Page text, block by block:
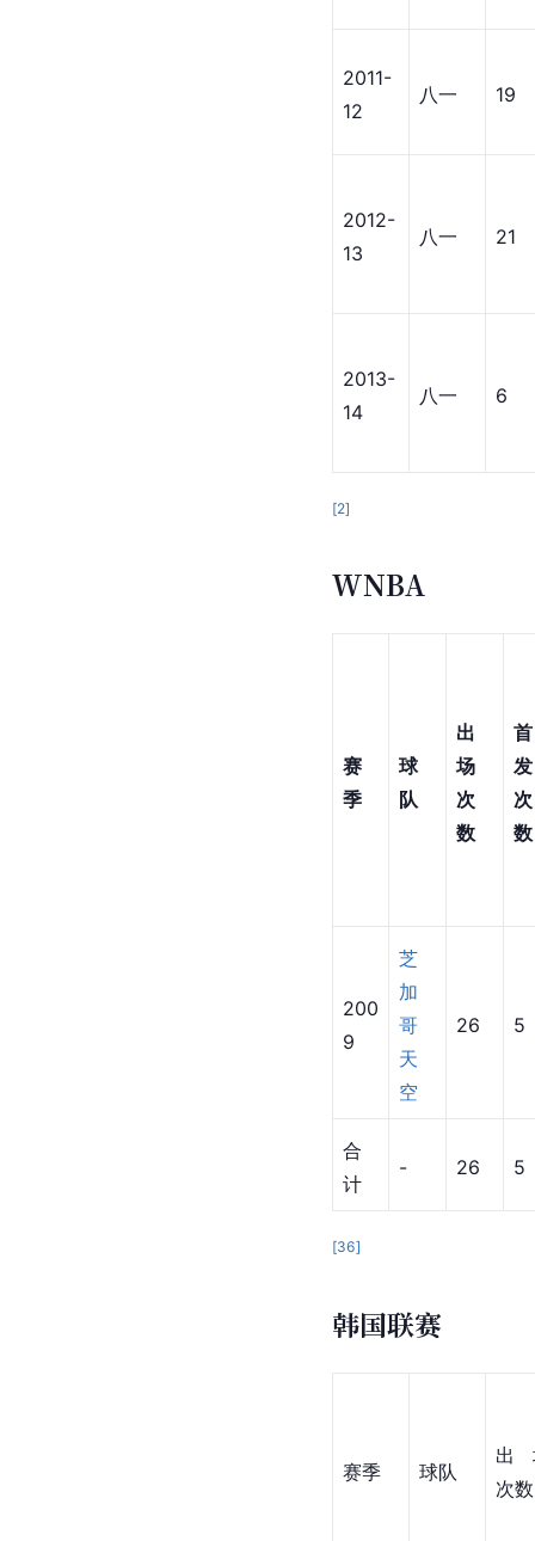
2011-
12
八一 19
2012-
13
八一 21
2013-
14
八一 6
[2]
WNBA
赛
季
球
队
出
场
次
数
首
发
次
数
200
9
芝
加
哥
天
空
26 5
合
计
- 26 5
[36]
韩国联赛
赛季 球队
出
次数